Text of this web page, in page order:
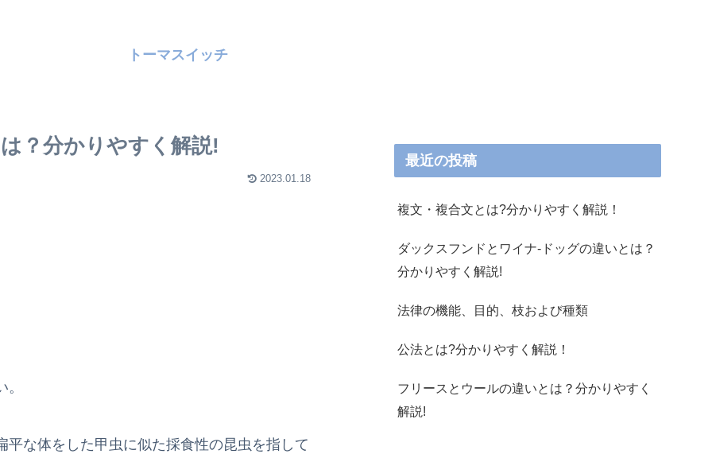
トーマスイッチ
？分かりやすく解説!
2023.01.18
な体をした甲虫に似た採食性の昆虫を指して
最近の投稿
複文・複合文とは?分かりやすく解説！
ダックスフンドとワイナ-ドッグの違いとは？
分かりやすく解説!
法律の機能、目的、枝および種類
公法とは?分かりやすく解説！
フリースとウールの違いとは？分かりやすく
解説!